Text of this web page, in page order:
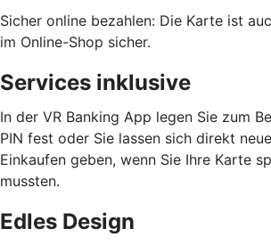
Sicher online bezahlen: Die Karte ist
im Online-Shop sicher.
Services inklusive
In der VR Banking App legen Sie zum
PIN fest oder Sie lassen sich direkt
Einkaufen geben, wenn Sie Ihre Karte
mussten.
Edles Design